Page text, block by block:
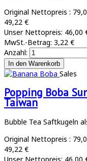
Original Nettopreis :
49,22 €
Unser Nettopreis: 46,00
MwSt.-Betrag: 3,22 €
Anzahl:
Sales
Popping Boba
Taiwan
Bubble Tea Saftkugeln
Original Nettopreis :
49,22 €
Unser Nettopreis: 46,00